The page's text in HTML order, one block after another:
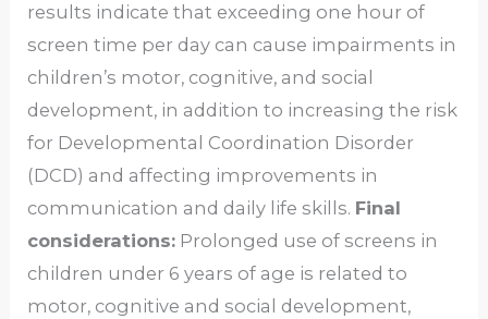
results indicate that exceeding one hour of
screen time per day can cause impairments in
children’s motor, cognitive, and social
development, in addition to increasing the risk
for Developmental Coordination Disorder
(DCD) and affecting improvements in
communication and daily life skills. Final
considerations: Prolonged use of screens in
children under 6 years of age is related to
motor, cognitive and social development,